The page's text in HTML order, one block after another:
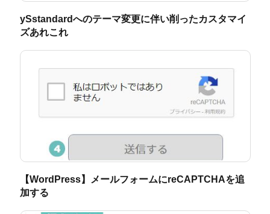
ySstandardへのテーマ変更に伴い削ったカスタマイ
ズあれこれ
【WordPress】メールフォームにreCAPTCHAを追
加する